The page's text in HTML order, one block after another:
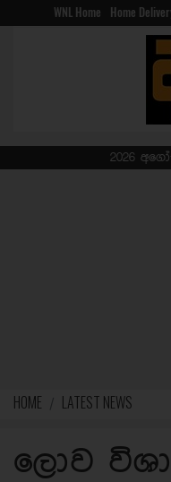
WNL Home Home
2026
HOME LATEST NEWS
ලොව